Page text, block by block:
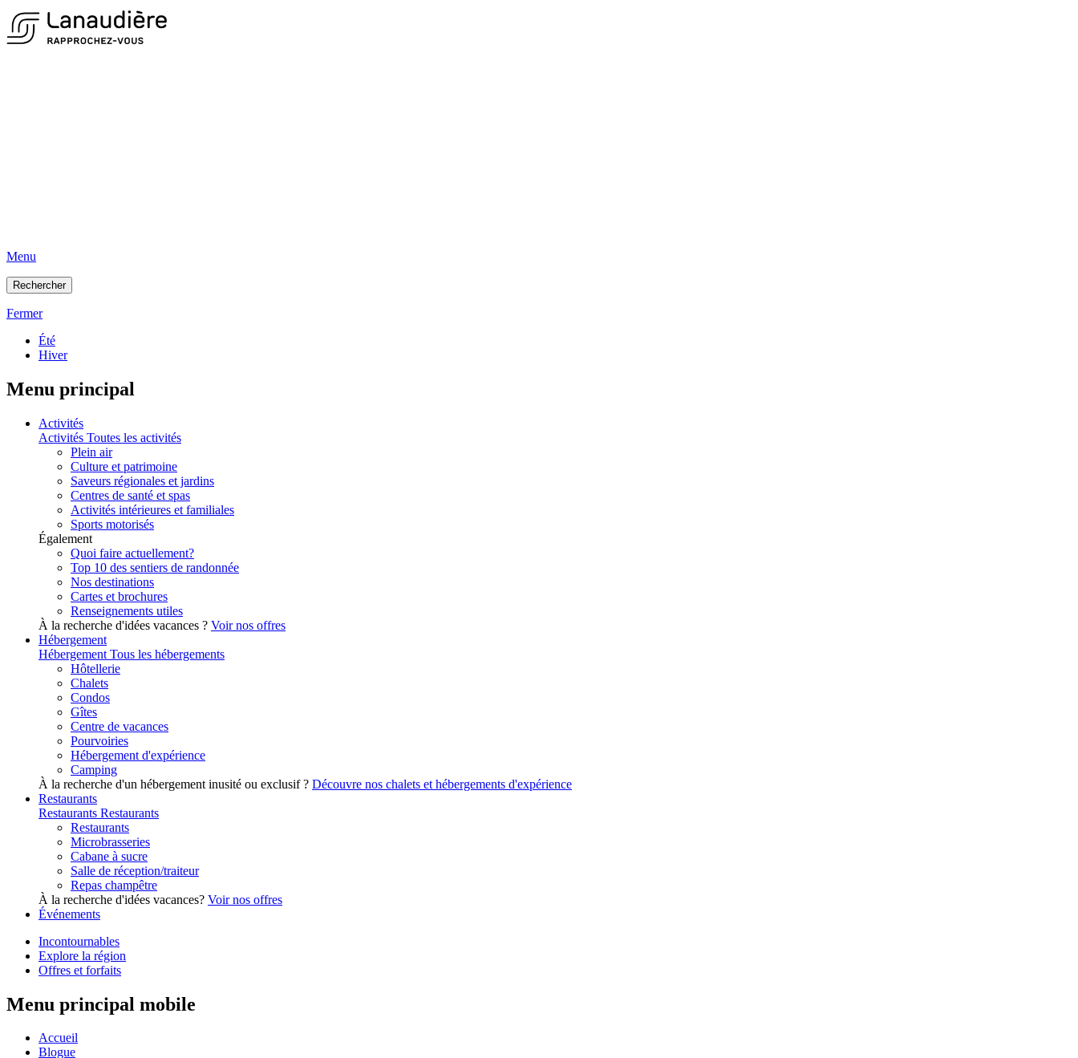
Menu
Rechercher
Fermer
Été
Hiver
Menu principal
Activités
Activités Toutes les activités
Plein air
Culture et patrimoine
Saveurs régionales et jardins
Centres de santé et spas
Activités intérieures et familiales
Sports motorisés
Également
Quoi faire actuellement?
Top 10 des sentiers de randonnée
Nos destinations
Cartes et brochures
Renseignements utiles
À la recherche d'idées vacances ? Voir nos offres
Hébergement
Hébergement Tous les hébergements
Hôtellerie
Chalets
Condos
Gîtes
Centre de vacances
Pourvoiries
Hébergement d'expérience
Camping
À la recherche d'un hébergement inusité ou exclusif ? Découvre nos chalets et hébergements d'expérience
Restaurants
Restaurants Restaurants
Restaurants
Microbrasseries
Cabane à sucre
Salle de réception/traiteur
Repas champêtre
À la recherche d'idées vacances? Voir nos offres
Événements
Incontournables
Explore la région
Offres et forfaits
Menu principal mobile
Accueil
Blogue